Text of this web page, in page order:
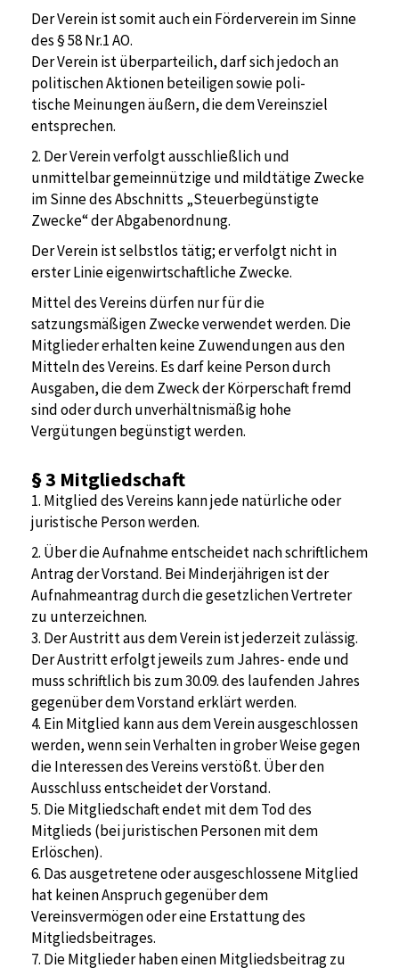
Der Verein ist somit auch ein Förderverein im Sinne
des § 58 Nr.1 AO.
Der Verein ist überparteilich, darf sich jedoch an
politischen Aktionen beteiligen sowie poli-
tische Meinungen äußern, die dem Vereinsziel
entsprechen.
2. Der Verein verfolgt ausschließlich und
unmittelbar gemeinnützige und mildtätige Zwecke
im Sinne des Abschnitts „Steuerbegünstigte
Zwecke“ der Abgabenordnung.
Der Verein ist selbstlos tätig; er verfolgt nicht in
erster Linie eigenwirtschaftliche Zwecke.
Mittel des Vereins dürfen nur für die
satzungsmäßigen Zwecke verwendet werden. Die
Mitglieder erhalten keine Zuwendungen aus den
Mitteln des Vereins. Es darf keine Person durch
Ausgaben, die dem Zweck der Körperschaft fremd
sind oder durch unverhältnismäßig hohe
Vergütungen begünstigt werden.
§ 3 Mitgliedschaft
1. Mitglied des Vereins kann jede natürliche oder
juristische Person werden.
2. Über die Aufnahme entscheidet nach schriftlichem
Antrag der Vorstand. Bei Minderjährigen ist der
Aufnahmeantrag durch die gesetzlichen Vertreter
zu unterzeichnen.
3. Der Austritt aus dem Verein ist jederzeit zulässig.
Der Austritt erfolgt jeweils zum Jahres- ende und
muss schriftlich bis zum 30.09. des laufenden Jahres
gegenüber dem Vorstand erklärt werden.
4. Ein Mitglied kann aus dem Verein ausgeschlossen
werden, wenn sein Verhalten in grober Weise gegen
die Interessen des Vereins verstößt. Über den
Ausschluss entscheidet der Vorstand.
5. Die Mitgliedschaft endet mit dem Tod des
Mitglieds (bei juristischen Personen mit dem
Erlöschen).
6. Das ausgetretene oder ausgeschlossene Mitglied
hat keinen Anspruch gegenüber dem
Vereinsvermögen oder eine Erstattung des
Mitgliedsbeitrages.
7. Die Mitglieder haben einen Mitgliedsbeitrag zu